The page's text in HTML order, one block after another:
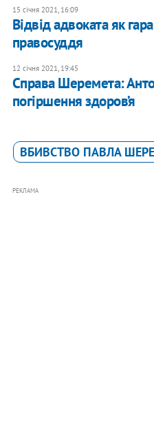
15 січня 2021, 16:09
Відвід адвоката як
правосуддя
12 січня 2021, 19:45
Справа Шеремета:
погіршення здоров’я
ВБИВСТВО ПАВЛА
РЕКЛАМА